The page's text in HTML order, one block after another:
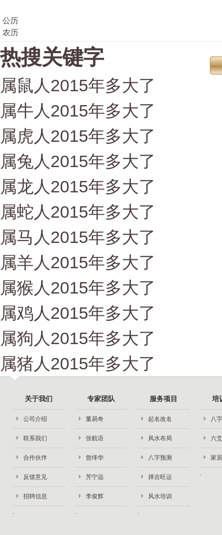
公历
农历
热搜关键字
属鼠人2015年多大了
属牛人2015年多大了
属虎人2015年多大了
属兔人2015年多大了
属龙人2015年多大了
属蛇人2015年多大了
属马人2015年多大了
属羊人2015年多大了
属猴人2015年多大了
属鸡人2015年多大了
属狗人2015年多大了
属猪人2015年多大了
关于我们
公司介绍
联系我们
合作伙伴
反馈意见
招聘信息
专家团队
董易奇
张航语
曾绎华
芳宁远
李俊辉
服务项目
起名改名
风水布局
八字预测
择吉旺运
风水培训
培
八
六
家